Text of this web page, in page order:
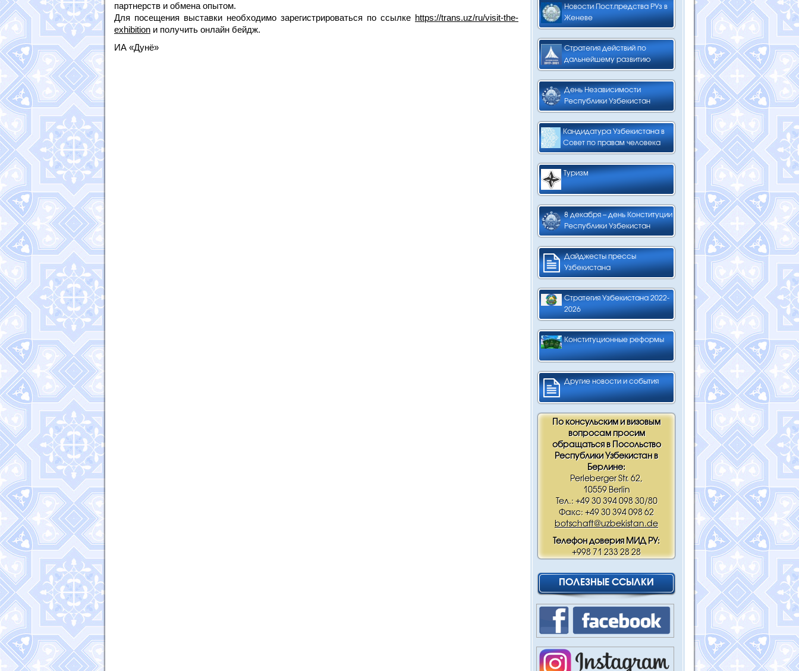
Новости Пост.предства РУз в
Женеве
Стратегия действий по
дальнейшему развитию
День Независимости
Республики Узбекистан
Кандидатура Узбекистана в
Совет по правам человека
Туризм
8 декабря – день Конституции
Республики Узбекистан
Дайджесты прессы
Узбекистана
Стратегия Узбекистана 2022-
2026
Конституционные реформы
Другие новости и события
По консульским и визовым
вопросам просим
обращаться в Посольство
Республики Узбекистан в
Берлине:
Perleberger Str. 62,
10559 Berlin
Тел.: +49 30 394 098 30/80
Факс: +49 30 394 098 62
botschaft@uzbekistan.de
Телефон доверия МИД РУ:
+998 71 233 28 28
ПОЛЕЗНЫЕ ССЫЛКИ
партнерств и обмена опытом.
Для посещения выставки необходимо зарегистрироваться по ссылке https://trans.uz/ru/visit-the-
exhibition и получить онлайн бейдж.
ИА «Дунё»